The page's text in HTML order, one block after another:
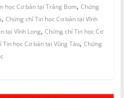
học Cơ bản tại Trảng Bom, Chứng
, Chứng chỉ Tin học Cơ bản tại Vĩnh
tại Vĩnh Long, Chứng chỉ Tin học Cơ
Tin học Cơ bản tại Vũng Tàu, Chứng